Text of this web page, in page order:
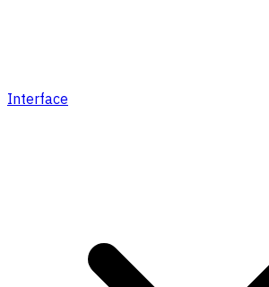
Interface